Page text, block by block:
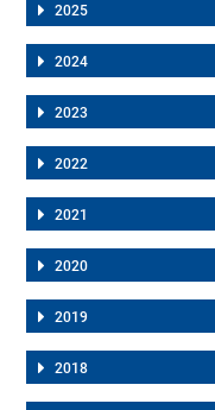
2025
2024
2023
2022
2021
2020
2019
2018